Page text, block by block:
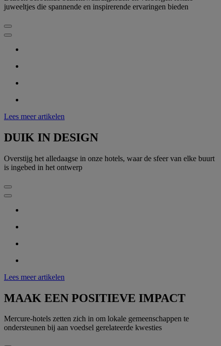
juweeltjes die spannende en inspirerende ervaringen bieden
Lees meer artikelen
DUIK IN DESIGN
Overstijg het alledaagse in onze hotels, waar de sfeer van elke buurt
is ingebed in het ontwerp
Lees meer artikelen
MAAK EEN POSITIEVE IMPACT
Mercure-hotels zetten zich in om lokale gemeenschappen te
ondersteunen bij aan voedsel gerelateerde kwesties